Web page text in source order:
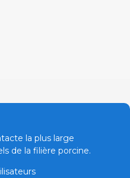
la plus large
de la filière porcine.